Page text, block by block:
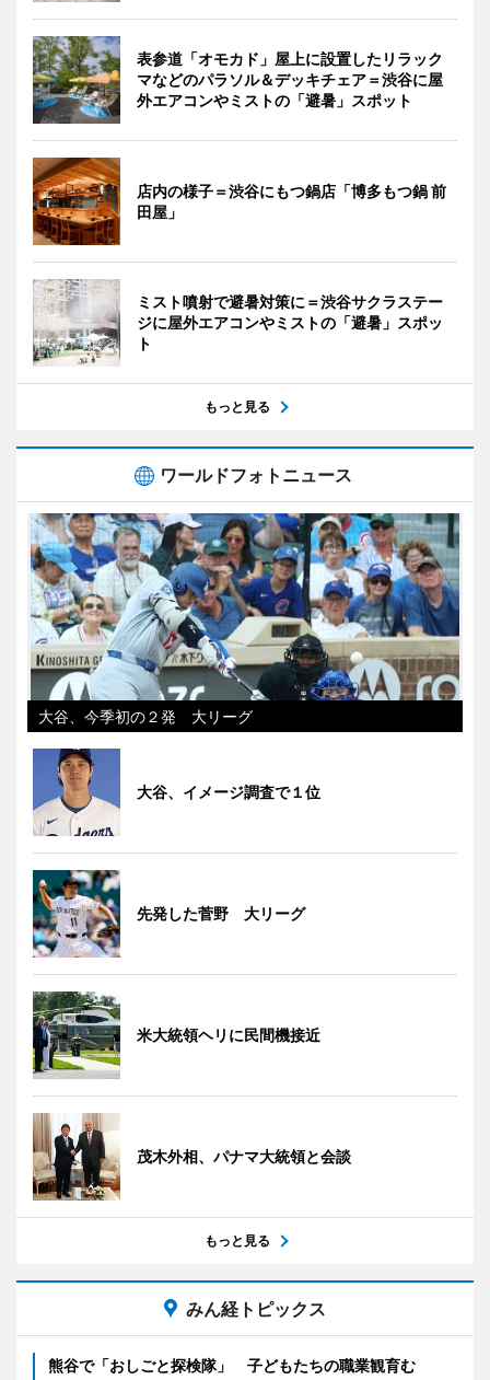
表参道「オモカド」屋上に設置したリラック
マなどのパラソル＆デッキチェア＝渋谷に屋
外エアコンやミストの「避暑」スポット
店内の様子＝渋谷にもつ鍋店「博多もつ鍋 前
田屋」
ミスト噴射で避暑対策に＝渋谷サクラステー
ジに屋外エアコンやミストの「避暑」スポッ
ト
もっと見る
ワールドフォトニュース
大谷、今季初の２発 大リーグ
大谷、イメージ調査で１位
先発した菅野 大リーグ
米大統領ヘリに民間機接近
茂木外相、パナマ大統領と会談
もっと見る
みん経トピックス
熊谷で「おしごと探検隊」 子どもたちの職業観育む